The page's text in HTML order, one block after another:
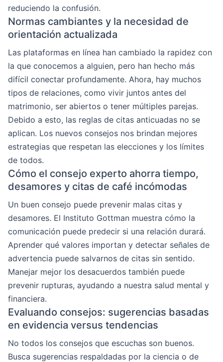
reduciendo la confusión.
Normas cambiantes y la necesidad de
orientación actualizada
Las plataformas en línea han cambiado la rapidez con
la que conocemos a alguien, pero han hecho más
difícil conectar profundamente. Ahora, hay muchos
tipos de relaciones, como vivir juntos antes del
matrimonio, ser abiertos o tener múltiples parejas.
Debido a esto, las reglas de citas anticuadas no se
aplican. Los nuevos consejos nos brindan mejores
estrategias que respetan las elecciones y los límites
de todos.
Cómo el consejo experto ahorra tiempo,
desamores y citas de café incómodas
Un buen consejo puede prevenir malas citas y
desamores. El Instituto Gottman muestra cómo la
comunicación puede predecir si una relación durará.
Aprender qué valores importan y detectar señales de
advertencia puede salvarnos de citas sin sentido.
Manejar mejor los desacuerdos también puede
prevenir rupturas, ayudando a nuestra salud mental y
financiera.
Evaluando consejos: sugerencias basadas
en evidencia versus tendencias
No todos los consejos que escuchas son buenos.
Busca sugerencias respaldadas por la ciencia o de